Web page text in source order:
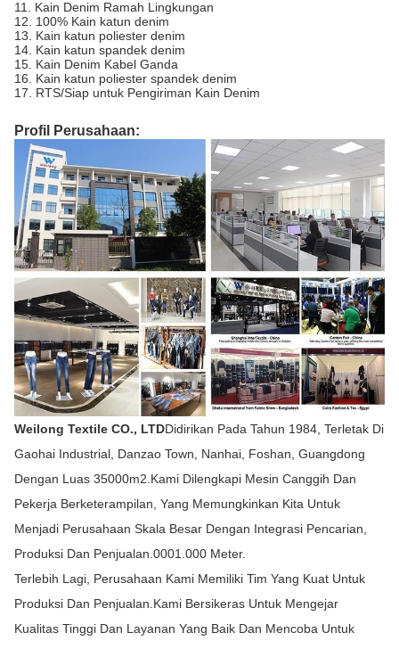
11. Kain Denim Ramah Lingkungan
12. 100% Kain katun denim
13. Kain katun poliester denim
14. Kain katun spandek denim
15. Kain Denim Kabel Ganda
16. Kain katun poliester spandek denim
17. RTS/Siap untuk Pengiriman Kain Denim
Profil Perusahaan:
Weilong Textile CO., LTDDidirikan Pada Tahun 1984, Terletak Di
Gaohai Industrial, Danzao Town, Nanhai, Foshan, Guangdong
Dengan Luas 35000m2.Kami Dilengkapi Mesin Canggih Dan
Pekerja Berketerampilan, Yang Memungkinkan Kita Untuk
Menjadi Perusahaan Skala Besar Dengan Integrasi Pencarian,
Produksi Dan Penjualan.0001.000 Meter.
Terlebih Lagi, Perusahaan Kami Memiliki Tim Yang Kuat Untuk
Produksi Dan Penjualan.Kami Bersikeras Untuk Mengejar
Kualitas Tinggi Dan Layanan Yang Baik Dan Mencoba Untuk